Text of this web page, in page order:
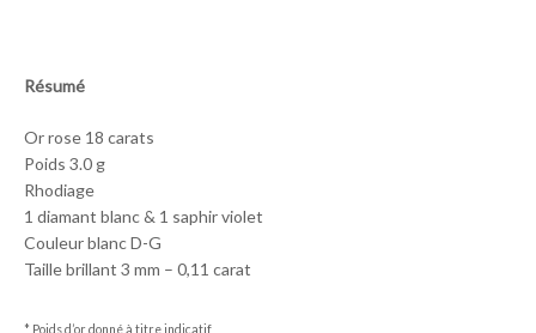
Résumé
Or rose 18 carats
Poids 3.0 g
Rhodiage
1 diamant blanc & 1 saphir violet
Couleur blanc D-G
Taille brillant 3 mm – 0,11 carat
* Poids d’or donné à titre indicatif